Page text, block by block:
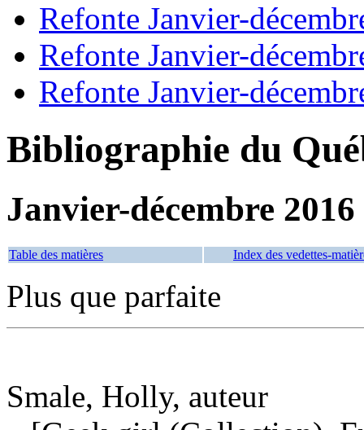
Refonte Janvier-
Refonte Janvier-
Refonte Janvier-
Bibliographie du
Janvier-décembre 2016
Table des matières Index des vedettes-
Plus que parfaite
Smale, Holly, auteur